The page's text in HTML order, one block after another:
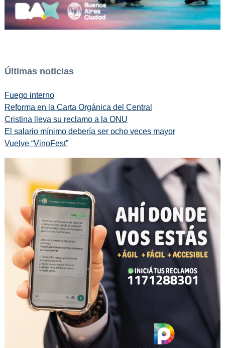
Últimas noticias
Fuego interno
Reforma en la Carta Orgánica del Central
Cristina lleva su reclamo a la ONU
El salario mínimo debería ser ocho veces mayor
Vuelve “VinoFest”